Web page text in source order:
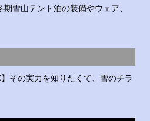
雪山テント泊の装備やウェア、
その実力を知りたくて、雪のチラ